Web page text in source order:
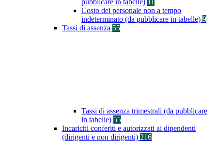
pubblicare in tabelle) 11
Costo del personale non a tempo
indeterminato (da pubblicare in tabelle) 9
Tassi di assenza 55
Tassi di assenza trimestrali (da pubblicare
in tabelle) 55
Incarichi conferiti e autorizzati ai dipendenti
(dirigenti e non dirigenti) 216